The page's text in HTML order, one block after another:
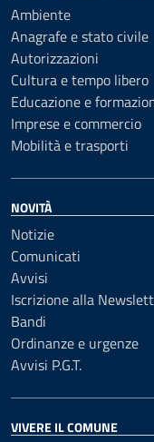
Ambiente
Anagrafe e stato civile
Autorizzazioni
Cultura e tempo libero
Educazione e
Imprese e commercio
Mobilità e trasporti
NOVITÀ
Notizie
Comunicati
Avvisi
Iscrizione alla
Bandi
Ordinanze e urgenze
Avvisi P.G.T.
VIVERE IL COMUNE